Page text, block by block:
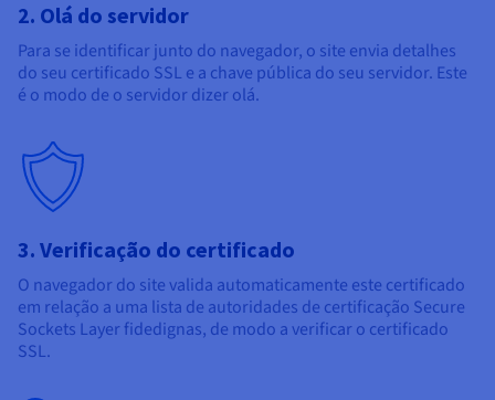
2. Olá do servidor
Para se identificar junto do navegador, o site envia detalhes
do seu certificado SSL e a chave pública do seu servidor. Este
é o modo de o servidor dizer olá.
3. Verificação do certificado
O navegador do site valida automaticamente este certificado
em relação a uma lista de autoridades de certificação Secure
Sockets Layer fidedignas, de modo a verificar o certificado
SSL.